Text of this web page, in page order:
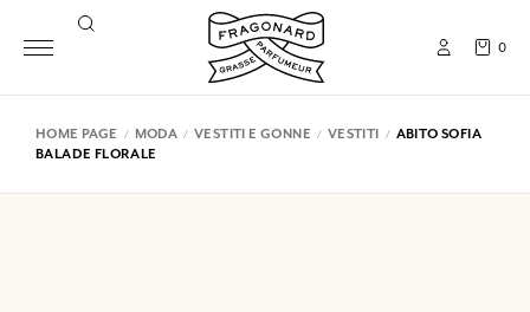
0
HOME PAGE MODA VESTITI E GONNE VESTITI
ABITO SOFIA
BALADE FLORALE